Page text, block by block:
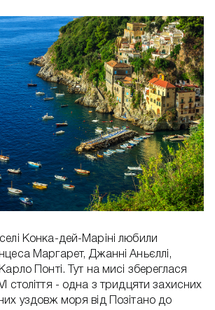
Конка-дей-Маріні любили
Маргарет, Джанні Аньєллі,
Понті. Тут на мисі збереглася
століття - одна з тридцяти захисних
уздовж моря від Позітано до